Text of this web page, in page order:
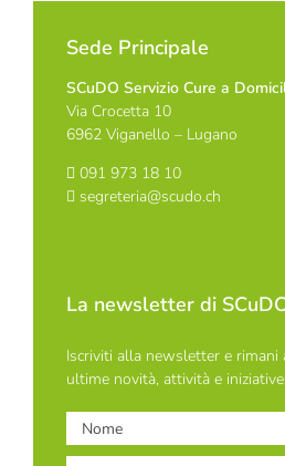
Sede Principale
SCuDO Servizio Cure a
Via Crocetta 10
6962 Viganello – Lugano
091 973 18 10
segreteria@scudo.ch
La newsletter di
Iscriviti alla newsletter e rimani
ultime novità, attività e